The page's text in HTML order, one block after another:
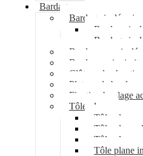
Bardage
Bardage isolé acier
Bardage
Bardage
Bardage non isolé
Bardage acier
Clôture de chantier
Plateau de bardage
Fixation bardage
Tôle plane
Tôle plane
Tôle plane
Tôle plane
Tôle plane